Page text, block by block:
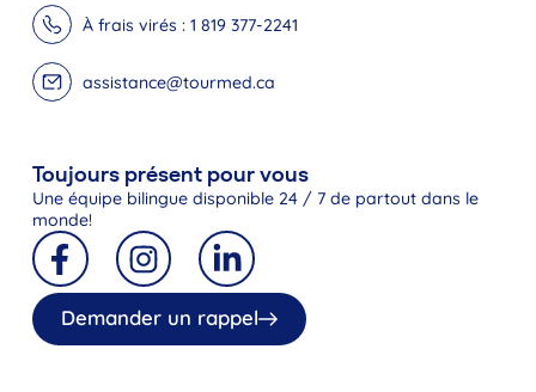
À frais virés : 1 819 377-2241
assistance@tourmed.ca
Toujours présent pour vous
Une équipe bilingue disponible 24 / 7 de partout dans le
monde!
Demander un rappel